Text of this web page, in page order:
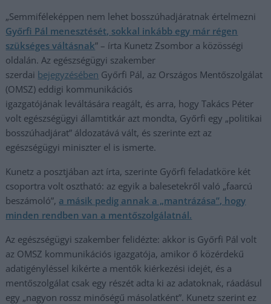
„Semmiféleképpen nem lehet bosszúhadjáratnak értelmezni
Győrfi Pál menesztését, sokkal inkább egy már régen
szükséges váltásnak” – írta Kunetz Zsombor a közösségi
oldalán. Az egészségügyi szakember
szerdai bejegyzésében Győrfi Pál, az Országos Mentőszolgálat
(OMSZ) eddigi kommunikációs
igazgatójának leváltására reagált, és arra, hogy Takács Péter
volt egészségügyi államtitkár azt mondta, Győrfi egy „politikai
bosszúhadjárat” áldozatává vált, és szerinte ezt az
egészségügyi miniszter el is ismerte.
Kunetz a posztjában azt írta, szerinte Győrfi feladatköre két
csoportra volt osztható: az egyik a balesetekről való „faarcú
beszámoló”, a másik pedig annak a „mantrázása”, hogy
minden rendben van a mentőszolgálatnál.
Az egészségügyi szakember felidézte: akkor is Győrfi Pál volt
az OMSZ kommunikációs igazgatója, amikor ő közérdekű
adatigényléssel kikérte a mentők kiérkezési idejét, és a
mentőszolgálat csak egy részét adta ki az adatoknak, ráadásul
egy „nagyon rossz minőségű másolatként”. Kunetz szerint ez